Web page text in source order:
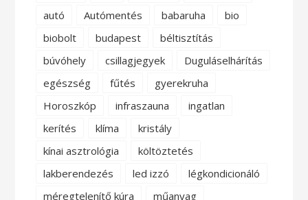
autó
Autómentés babaruha
bio
biobolt
budapest
béltisztítás
búvóhely
csillagjegyek
Duguláselhárítás
egészség
fűtés
gyerekruha
Horoszkóp
infraszauna
ingatlan
kerítés
klíma
kristály
kínai asztrológia
költöztetés
lakberendezés
led izzó
légkondicionáló
méregtelenítő kúra
műanyag